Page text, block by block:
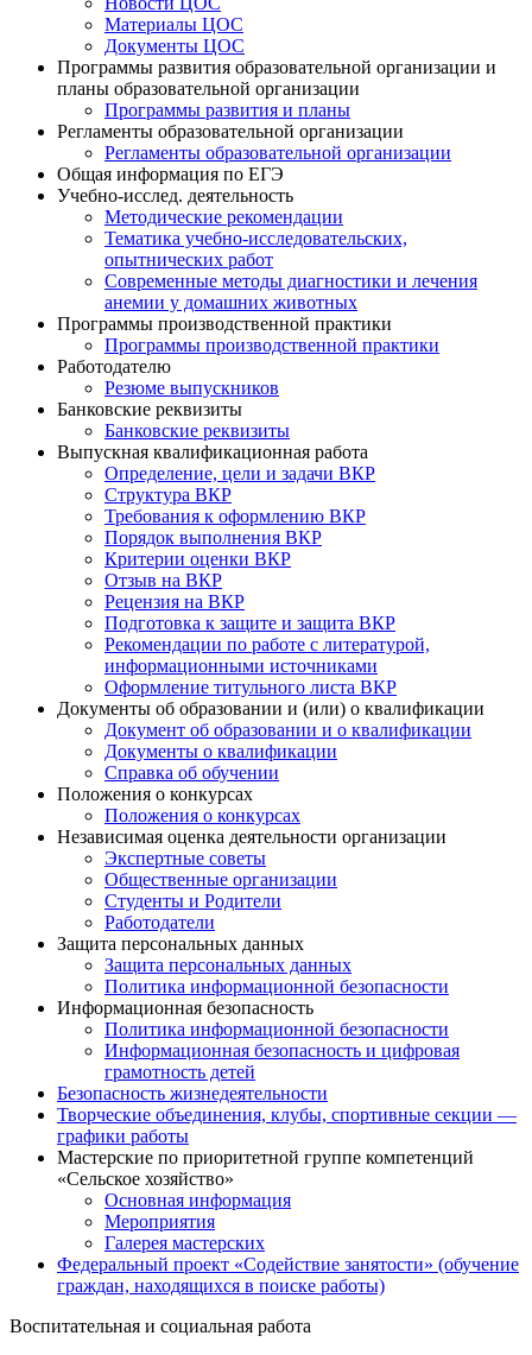
Материалы ЦОС
Документы ЦОС
Программы развития образовательной организации и
планы образовательной организации
Программы развития и планы
Регламенты образовательной организации
Регламенты образовательной организации
Общая информация по ЕГЭ
Учебно-исслед. деятельность
Методические рекомендации
Тематика учебно-исследовательских,
опытнических работ
Современные методы диагностики и лечения
анемии у домашних животных
Программы производственной практики
Программы производственной практики
Работодателю
Резюме выпускников
Банковские реквизиты
Банковские реквизиты
Выпускная квалификационная работа
Определение, цели и задачи ВКР
Структура ВКР
Требования к оформлению ВКР
Порядок выполнения ВКР
Критерии оценки ВКР
Отзыв на ВКР
Рецензия на ВКР
Подготовка к защите и защита ВКР
Рекомендации по работе с литературой,
информационными источниками
Оформление титульного листа ВКР
Документы об образовании и (или) о квалификации
Документ об образовании и о квалификации
Документы о квалификации
Справка об обучении
Положения о конкурсах
Положения о конкурсах
Независимая оценка деятельности организации
Экспертные советы
Общественные организации
Студенты и Родители
Работодатели
Защита персональных данных
Защита персональных данных
Политика информационной безопасности
Информационная безопасность
Политика информационной безопасности
Информационная безопасность и цифровая
грамотность детей
Безопасность жизнедеятельности
Творческие объединения, клубы, спортивные секции —
графики работы
Мастерские по приоритетной группе компетенций
«Сельское хозяйство»
Основная информация
Мероприятия
Галерея мастерских
Федеральный проект «Содействие занятости» (обучение
граждан, находящихся в поиске работы)
Воспитательная и социальная работа